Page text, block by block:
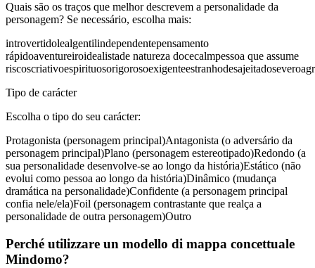
Quais são os traços que melhor descrevem a personalidade da
personagem? Se necessário, escolha mais:
introvertidolealgentilindependentepensamento
rápidoaventureiroidealistade natureza docecalmpessoa que assume
riscoscriativoespirituosorigorosoexigenteestranhodesajeitadosevero
Tipo de carácter
Escolha o tipo do seu carácter:
Protagonista (personagem principal)Antagonista (o adversário da
personagem principal)Plano (personagem estereotipado)Redondo (a
sua personalidade desenvolve-se ao longo da história)Estático (não
evolui como pessoa ao longo da história)Dinâmico (mudança
dramática na personalidade)Confidente (a personagem principal
confia nele/ela)Foil (personagem contrastante que realça a
personalidade de outra personagem)Outro
Perché utilizzare un modello di mappa concettuale
Mindomo?